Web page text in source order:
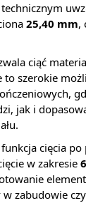
25,40 mm,
ciąć
to szerokie
jak i
cięcia po
w zakresie
zabudowie